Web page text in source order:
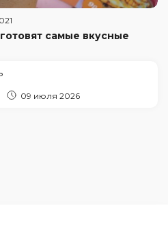
самые вкусные
09 июля 2026